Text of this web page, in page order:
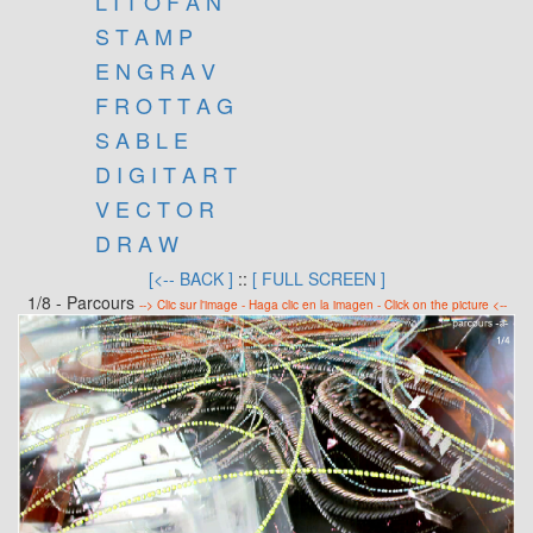
S T A M P
E N G R A V
F R O T T A G
S A B L E
D I G I T A R T
V E C T O R
D R A W
[<-- BACK ] :: [ FULL SCREEN ]
1/8 - Parcours --> Clic sur l'image - Haga clic en la imagen - Click on the picture <--